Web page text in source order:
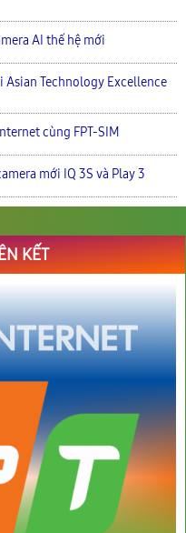
AI thế hệ mới
Asian Technology Excellence
cùng FPT-SIM
mới IQ 3S và Play 3
KẾT